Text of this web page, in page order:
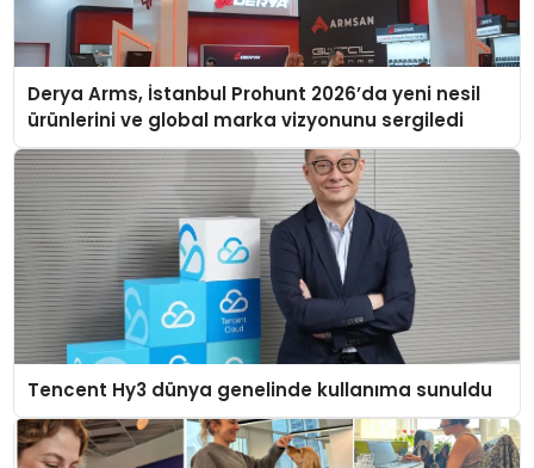
Derya Arms, İstanbul Prohunt 2026’da yeni nesil
ürünlerini ve global marka vizyonunu sergiledi
Tencent Hy3 dünya genelinde kullanıma sunuldu